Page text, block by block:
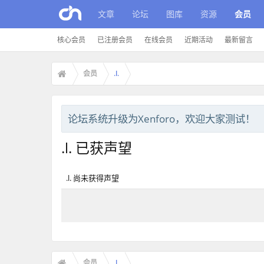
文章 论坛 图库 资源 会员
核心会员 已注册会员 在线会员 近期活动 最新留言
会员 .l.
论坛系统升级为Xenforo，欢迎大家测试！
.l. 已获声望
.l. 尚未获得声望